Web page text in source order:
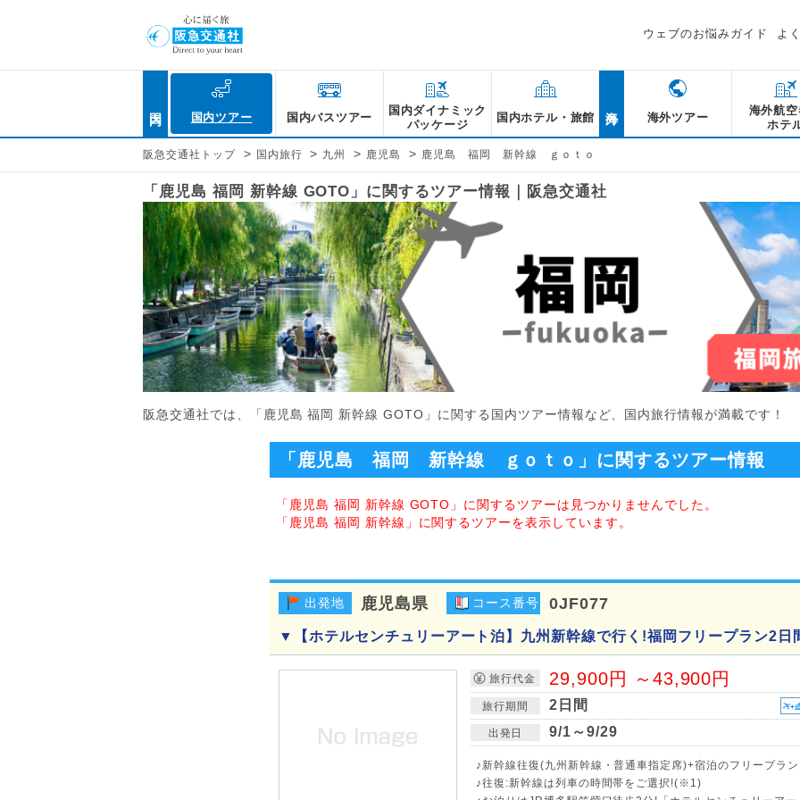
ウェブのお悩みガイド よ
国内ツアー 国内バスツアー
国内ダイナミック
パッケージ
国内ホテル・旅館 海外ツアー
海外航
ホテ
阪急交通社トップ > 国内旅行 > 九州 > 鹿児島 > 鹿児島 福岡 新幹線 ｇｏｔｏ
「鹿児島 福岡 新幹線 GOTO」に関するツアー情報｜阪急交通社
阪急交通社では、「鹿児島 福岡 新幹線 GOTO」に関する国内ツアー情報など、国内旅行情報が満載です！
「鹿児島 福岡 新幹線 ｇｏｔｏ」に関するツアー情報
「鹿児島 福岡 新幹線 GOTO」に関するツアーは見つかりませんでした。
「鹿児島 福岡 新幹線」に関するツアーを表示しています。
出発地 鹿児島県 コース番号 0JF077
▼【ホテルセンチュリーアート泊】九州新幹線で行く!福岡フリープラン2日
旅行代金 29,900円 ～43,900円
旅行期間 2日間
出発日 9/1～9/29
♪新幹線往復(九州新幹線・普通車指定席)+宿泊のフリープラ
♪往復:新幹線は列車の時間帯をご選択!(※1)